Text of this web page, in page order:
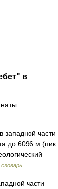
в
…
западной части
до 6096 м (пик
части